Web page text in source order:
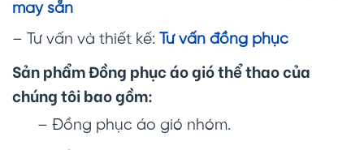
may sẵn
– Tư vấn và thiết kế: Tư vấn đồng phục
Sản phẩm Đồng phục áo gió thể thao của
chúng tôi bao gồm:
– Đồng phục áo gió nhóm.